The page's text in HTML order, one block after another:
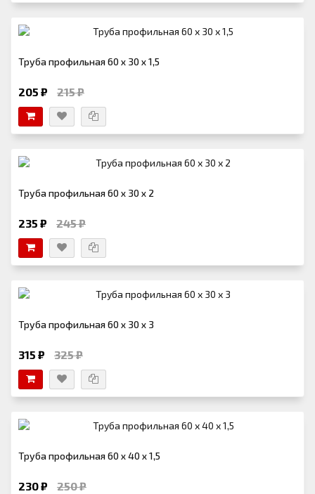
Труба профильная 60 х 30 х 1,5
205 ₽ 215 ₽
Труба профильная 60 х 30 х 2
235 ₽ 245 ₽
Труба профильная 60 х 30 х 3
315 ₽ 325 ₽
Труба профильная 60 х 40 х 1,5
230 ₽ 250 ₽